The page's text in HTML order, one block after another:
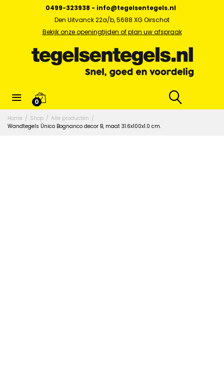
0499-323938 - info@tegelsentegels.nl
Den Uitvanck 22a/b, 5688 XG Oirschot
Bekijk onze openingtijden of plan uw afspraak
0
Home / Shop / Alle producten /
Wandtegels Ùnico Bognanco decor B, maat 31.6x100x1.0 cm.